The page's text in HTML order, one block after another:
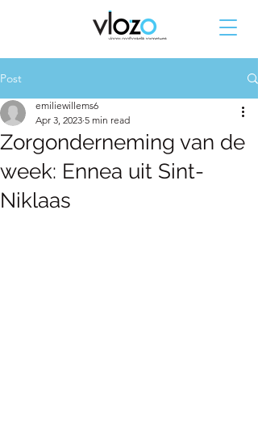
Post
Zorgonderneming van de
week: Ennea uit Sint-
Niklaas
emiliewillems6
Apr 3, 2023 5 min read